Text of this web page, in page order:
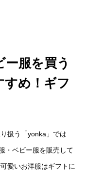
ー服を買う
め！ギフ
扱う「yonka」では
・ベビー服を販売して
愛いお洋服はギフトに